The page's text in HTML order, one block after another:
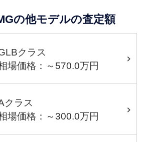
の他モデルの査定額
クラス
場価格：～570.0万円
クラス
場価格：～300.0万円